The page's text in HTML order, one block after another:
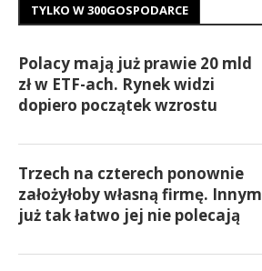
TYLKO W 300GOSPODARCE
Polacy mają już prawie 20 mld
zł w ETF-ach. Rynek widzi
dopiero początek wzrostu
Trzech na czterech ponownie
założyłoby własną firmę. Innym
już tak łatwo jej nie polecają